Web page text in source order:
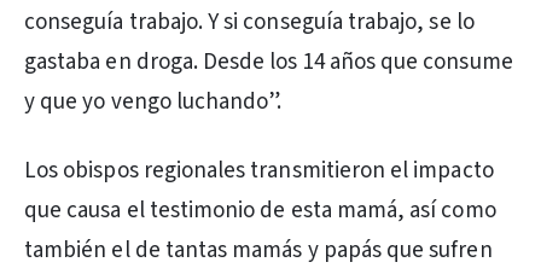
conseguía trabajo. Y si conseguía trabajo, se lo
gastaba en droga. Desde los 14 años que consume
y que yo vengo luchando”.
Los obispos regionales transmitieron el impacto
que causa el testimonio de esta mamá, así como
también el de tantas mamás y papás que sufren